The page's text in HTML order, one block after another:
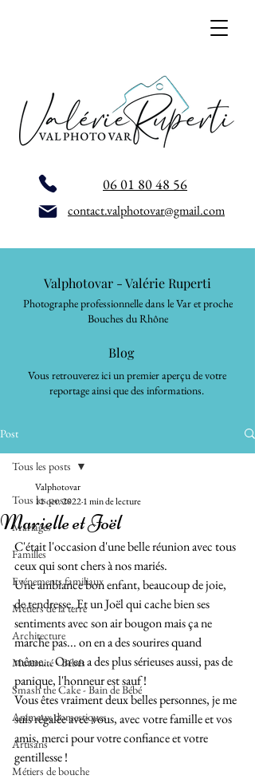
06 01 80 48 56
contact.valphotovar@gmail.com
Valphotovar - Valérie Ruperti
Photographe professionnelle dans le Var et proche
Bouches du Rhône
Blog
Vous retrouverez ici un premier aperçu de votre
reportage ainsi que des informations.
Post
Tous les posts
Mariages
Familles
Evénements familiaux
Métiers de la terre
Architecture
Maternité - Bébés
Smash the Cake - Bain de Bébé
Animaux domestiques
Artisans
Métiers de bouche
Tous les posts
Marielle et Joël
Valphotovar
11 oct. 20221 min de lecture
C'était l'occasion d'une belle réunion avec tous
ceux qui sont chers à nos mariés.
Une ambiance bon enfant, beaucoup de joie,
de tendresse. Et un Joël qui cache bien ses
sentiments avec son air bougon mais ça ne
marche pas... on en a des sourires quand
même... On en a des plus sérieuses aussi, pas de
panique, l'honneur est sauf !
Vous êtes vraiment deux belles personnes, je me
suis régalée avec vous, avec votre famille et vos
amis, merci pour votre confiance et votre
gentillesse !